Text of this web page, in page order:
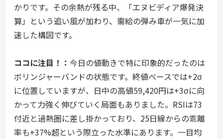
かりです。その余熱が残る中、「エヌビディア爆発決
算」という追い風が加わり、需給の弾み車が一気に加
速した構図です。
ココに注目！： 今日の値動きで特に印象的だったのは
ボリンジャーバンドの状態です。終値ベースでは+2σ
に位置していますが、日中の高値59,420円は+3σに向
かって力強く伸びていく局面もありました。RSIは73
付近と過熱圏に差し掛かっており、25日線からの乖離
率も+37%超という際立った水準にあります。一目均